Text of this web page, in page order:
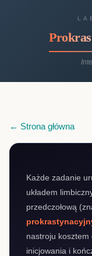
← Strona główna
Każde zadanie
układem
przedczołową
nastroju kosztem
inicjowania i